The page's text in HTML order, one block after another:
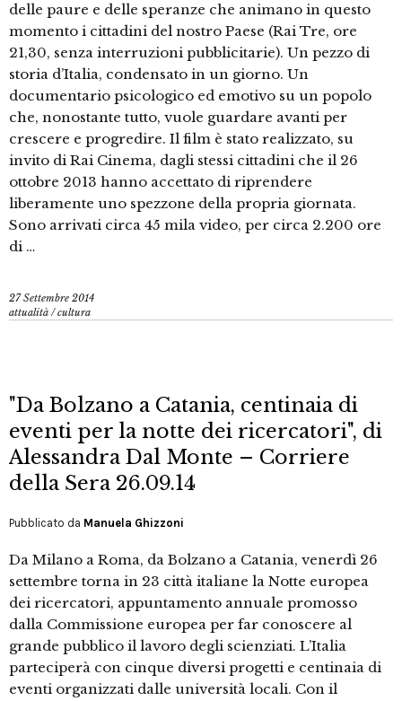
delle paure e delle speranze che animano in questo
momento i cittadini del nostro Paese (Rai Tre, ore
21,30, senza interruzioni pubblicitarie). Un pezzo di
storia d’Italia, condensato in un giorno. Un
documentario psicologico ed emotivo su un popolo
che, nonostante tutto, vuole guardare avanti per
crescere e progredire. Il film è stato realizzato, su
invito di Rai Cinema, dagli stessi cittadini che il 26
ottobre 2013 hanno accettato di riprendere
liberamente uno spezzone della propria giornata.
Sono arrivati circa 45 mila video, per circa 2.200 ore
di …
27 Settembre 2014
attualità /cultura
"Da Bolzano a Catania, centinaia di
eventi per la notte dei ricercatori", di
Alessandra Dal Monte – Corriere
della Sera 26.09.14
Pubblicato da Manuela Ghizzoni
Da Milano a Roma, da Bolzano a Catania, venerdì 26
settembre torna in 23 città italiane la Notte europea
dei ricercatori, appuntamento annuale promosso
dalla Commissione europea per far conoscere al
grande pubblico il lavoro degli scienziati. L’Italia
parteciperà con cinque diversi progetti e centinaia di
eventi organizzati dalle università locali. Con il